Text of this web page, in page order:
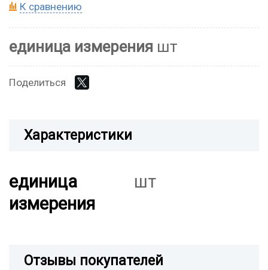
К сравнению
единица измерения шт
Поделиться
Характеристики
единица
измерения
шт
Отзывы покупателей